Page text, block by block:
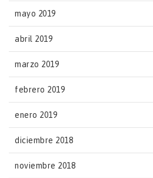
mayo 2019
abril 2019
marzo 2019
febrero 2019
enero 2019
diciembre 2018
noviembre 2018